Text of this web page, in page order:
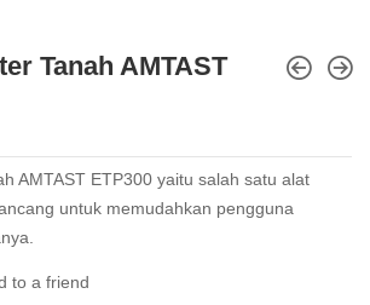
Tanah AMTAST
AMTAST ETP300 yaitu salah satu alat
untuk memudahkan pengguna
to a friend